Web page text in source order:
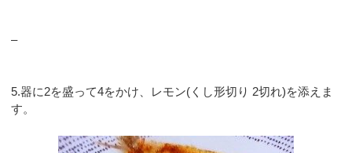
–
5.器に2を盛って4をかけ、レモン(くし形切り 2切れ)を添えま
す。